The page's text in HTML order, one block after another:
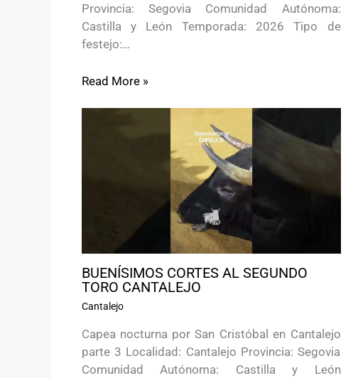
Provincia: Segovia Comunidad Autónoma:
Castilla y León Temporada: 2026 Tipo de
festejo:…
Read More »
BUENÍSIMOS CORTES AL SEGUNDO
TORO CANTALEJO
Cantalejo
Capea nocturna por San Cristóbal en Cantalejo
parte 3 Localidad: Cantalejo Provincia: Segovia
Comunidad Autónoma: Castilla y León